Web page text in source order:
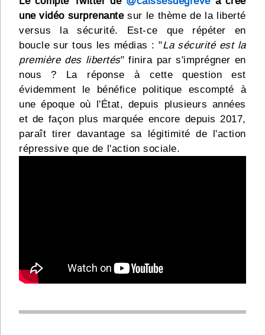
une vidéo surprenantesur le thème de la liberté
versus la sécurité. Est-ce que répéter en
boucle sur tous les médias : "La sécurité est la
première des libertés" finira par s'imprégner en
nous ? La réponse à cette question est
évidemment le bénéfice politique escompté à
une époque où l'État, depuis plusieurs années
et de façon plus marquée encore depuis 2017,
paraît tirer davantage sa légitimité de l'action
répressive que de l'action sociale.